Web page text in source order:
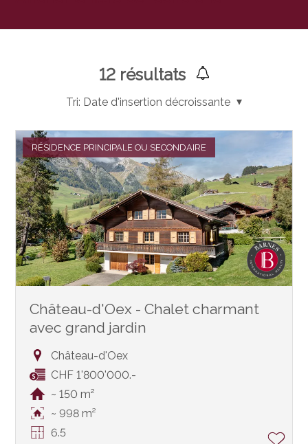
12résultats
Tri: Date d'insertion décroissante
RÉSIDENCE PRINCIPALE OU SECONDAIRE
Château-d'Oex - Chalet charmant
avec grand jardin
Château-d'Oex
CHF 1'800'000.-
~ 150 m²
~ 998 m²
6.5